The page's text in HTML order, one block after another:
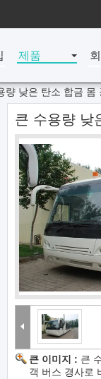
제품
량 낮은 탄소 합금
큰 수용량 낮
큰 이미지 : 큰
객 버스 경사로